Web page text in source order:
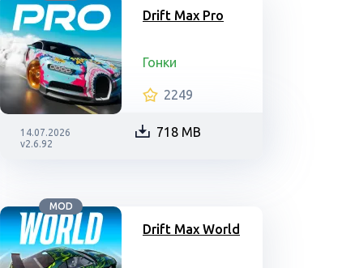
Drift Max Pro
Гонки
2249
14.07.2026
v2.6.92
718 MB
MOD
Drift Max World